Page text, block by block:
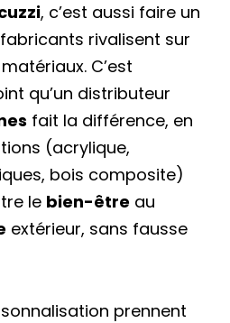
, c’est aussi faire un
rivalisent sur
C’est
qu’un distributeur
fait la différence, en
(acrylique,
bois composite)
le bien-être au
extérieur, sans fausse
prennent